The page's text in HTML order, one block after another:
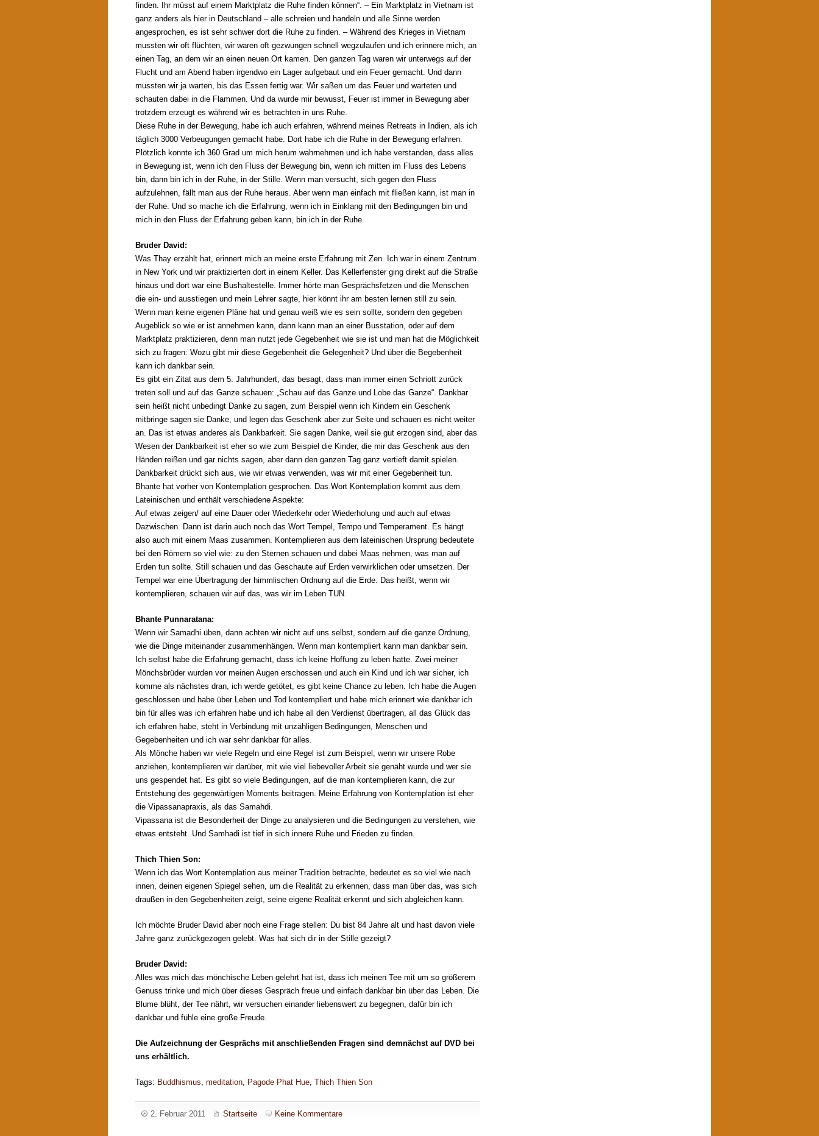
finden. Ihr müsst auf einem Marktplatz die Ruhe finden können“. – Ein Marktplatz in Vietnam ist
ganz anders als hier in Deutschland – alle schreien und handeln und alle Sinne werden
angesprochen, es ist sehr schwer dort die Ruhe zu finden. – Während des Krieges in Vietnam
mussten wir oft flüchten, wir waren oft gezwungen schnell wegzulaufen und ich erinnere mich, an
einen Tag, an dem wir an einen neuen Ort kamen. Den ganzen Tag waren wir unterwegs auf der
Flucht und am Abend haben irgendwo ein Lager aufgebaut und ein Feuer gemacht. Und dann
mussten wir ja warten, bis das Essen fertig war. Wir saßen um das Feuer und warteten und
schauten dabei in die Flammen. Und da wurde mir bewusst, Feuer ist immer in Bewegung aber
trotzdem erzeugt es während wir es betrachten in uns Ruhe.
Diese Ruhe in der Bewegung, habe ich auch erfahren, während meines Retreats in Indien, als ich
täglich 3000 Verbeugungen gemacht habe. Dort habe ich die Ruhe in der Bewegung erfahren.
Plötzlich konnte ich 360 Grad um mich herum wahrnehmen und ich habe verstanden, dass alles
in Bewegung ist, wenn ich den Fluss der Bewegung bin, wenn ich mitten im Fluss des Lebens
bin, dann bin ich in der Ruhe, in der Stille. Wenn man versucht, sich gegen den Fluss
aufzulehnen, fällt man aus der Ruhe heraus. Aber wenn man einfach mit fließen kann, ist man in
der Ruhe. Und so mache ich die Erfahrung, wenn ich in Einklang mit den Bedingungen bin und
mich in den Fluss der Erfahrung geben kann, bin ich in der Ruhe.
Bruder David:
Was Thay erzählt hat, erinnert mich an meine erste Erfahrung mit Zen. Ich war in einem Zentrum
in New York und wir praktizierten dort in einem Keller. Das Kellerfenster ging direkt auf die Straße
hinaus und dort war eine Bushaltestelle. Immer hörte man Gesprächsfetzen und die Menschen
die ein- und ausstiegen und mein Lehrer sagte, hier könnt ihr am besten lernen still zu sein.
Wenn man keine eigenen Pläne hat und genau weiß wie es sein sollte, sondern den gegeben
Augeblick so wie er ist annehmen kann, dann kann man an einer Busstation, oder auf dem
Marktplatz praktizieren, denn man nutzt jede Gegebenheit wie sie ist und man hat die Möglichkeit
sich zu fragen: Wozu gibt mir diese Gegebenheit die Gelegenheit? Und über die Begebenheit
kann ich dankbar sein.
Es gibt ein Zitat aus dem 5. Jahrhundert, das besagt, dass man immer einen Schriott zurück
treten soll und auf das Ganze schauen: „Schau auf das Ganze und Lobe das Ganze“. Dankbar
sein heißt nicht unbedingt Danke zu sagen, zum Beispiel wenn ich Kindern ein Geschenk
mitbringe sagen sie Danke, und legen das Geschenk aber zur Seite und schauen es nicht weiter
an. Das ist etwas anderes als Dankbarkeit. Sie sagen Danke, weil sie gut erzogen sind, aber das
Wesen der Dankbarkeit ist eher so wie zum Beispiel die Kinder, die mir das Geschenk aus den
Händen reißen und gar nichts sagen, aber dann den ganzen Tag ganz vertieft damit spielen.
Dankbarkeit drückt sich aus, wie wir etwas verwenden, was wir mit einer Gegebenheit tun.
Bhante hat vorher von Kontemplation gesprochen. Das Wort Kontemplation kommt aus dem
Lateinischen und enthält verschiedene Aspekte:
Auf etwas zeigen/ auf eine Dauer oder Wiederkehr oder Wiederholung und auch auf etwas
Dazwischen. Dann ist darin auch noch das Wort Tempel, Tempo und Temperament. Es hängt
also auch mit einem Maas zusammen. Kontemplieren aus dem lateinischen Ursprung bedeutete
bei den Römern so viel wie: zu den Sternen schauen und dabei Maas nehmen, was man auf
Erden tun sollte. Still schauen und das Geschaute auf Erden verwirklichen oder umsetzen. Der
Tempel war eine Übertragung der himmlischen Ordnung auf die Erde. Das heißt, wenn wir
kontemplieren, schauen wir auf das, was wir im Leben TUN.
Bhante Punnaratana:
Wenn wir Samadhi üben, dann achten wir nicht auf uns selbst, sondern auf die ganze Ordnung,
wie die Dinge miteinander zusammenhängen. Wenn man kontempliert kann man dankbar sein.
Ich selbst habe die Erfahrung gemacht, dass ich keine Hoffung zu leben hatte. Zwei meiner
Mönchsbrüder wurden vor meinen Augen erschossen und auch ein Kind und ich war sicher, ich
komme als nächstes dran, ich werde getötet, es gibt keine Chance zu leben. Ich habe die Augen
geschlossen und habe über Leben und Tod kontempliert und habe mich erinnert wie dankbar ich
bin für alles was ich erfahren habe und ich habe all den Verdienst übertragen, all das Glück das
ich erfahren habe, steht in Verbindung mit unzähligen Bedingungen, Menschen und
Gegebenheiten und ich war sehr dankbar für alles.
Als Mönche haben wir viele Regeln und eine Regel ist zum Beispiel, wenn wir unsere Robe
anziehen, kontemplieren wir darüber, mit wie viel liebevoller Arbeit sie genäht wurde und wer sie
uns gespendet hat. Es gibt so viele Bedingungen, auf die man kontemplieren kann, die zur
Entstehung des gegenwärtigen Moments beitragen. Meine Erfahrung von Kontemplation ist eher
die Vipassanapraxis, als das Samahdi.
Vipassana ist die Besonderheit der Dinge zu analysieren und die Bedingungen zu verstehen, wie
etwas entsteht. Und Samhadi ist tief in sich innere Ruhe und Frieden zu finden.
Thich Thien Son:
Wenn ich das Wort Kontemplation aus meiner Tradition betrachte, bedeutet es so viel wie nach
innen, deinen eigenen Spiegel sehen, um die Realität zu erkennen, dass man über das, was sich
draußen in den Gegebenheiten zeigt, seine eigene Realität erkennt und sich abgleichen kann.
Ich möchte Bruder David aber noch eine Frage stellen: Du bist 84 Jahre alt und hast davon viele
Jahre ganz zurückgezogen gelebt. Was hat sich dir in der Stille gezeigt?
Bruder David:
Alles was mich das mönchische Leben gelehrt hat ist, dass ich meinen Tee mit um so größerem
Genuss trinke und mich über dieses Gespräch freue und einfach dankbar bin über das Leben. Die
Blume blüht, der Tee nährt, wir versuchen einander liebenswert zu begegnen, dafür bin ich
dankbar und fühle eine große Freude.
Die Aufzeichnung der Gesprächs mit anschließenden Fragen sind demnächst auf DVD bei
uns erhältlich.
Tags: Buddhismus, meditation, Pagode Phat Hue, Thich Thien Son
2. Februar 2011 Startseite Keine Kommentare